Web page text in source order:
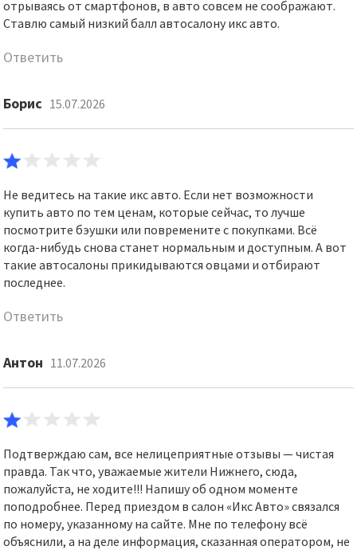
отрываясь от смартфонов, в авто совсем не соображают.
Ставлю самый низкий балл автосалону икс авто.
Ответить
Борис 15.07.2026
Не ведитесь на такие икс авто. Если нет возможности
купить авто по тем ценам, которые сейчас, то лучше
посмотрите бэушки или повремените с покупками. Всё
когда-нибудь снова станет нормальным и доступным. А вот
такие автосалоны прикидываются овцами и отбирают
последнее.
Ответить
Антон 11.07.2026
Подтверждаю сам, все нелицеприятные отзывы — чистая
правда. Так что, уважаемые жители Нижнего, сюда,
пожалуйста, не ходите!!! Напишу об одном моменте
поподробнее. Перед приездом в салон «Икс Авто» связался
по номеру, указанному на сайте. Мне по телефону всё
объяснили, а на деле информация, сказанная оператором, не